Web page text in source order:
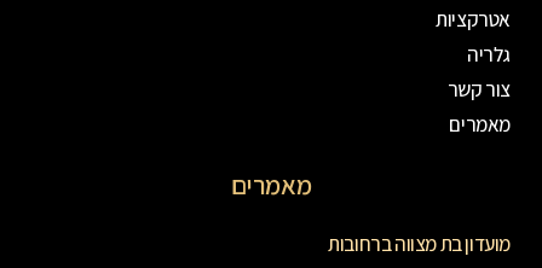
אטרקציות
גלריה
צור קשר
מאמרים
מאמרים
מועדון בת מצווה ברחובות